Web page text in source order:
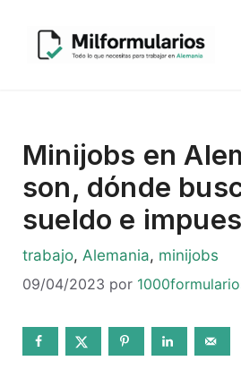
contenido Telegram
#8044
(sin
Revisión
CV en
Minijobs en
son, dónde
sueldo e
Categorías
trabajo, Alemania, minijobs
09/04/2023 por